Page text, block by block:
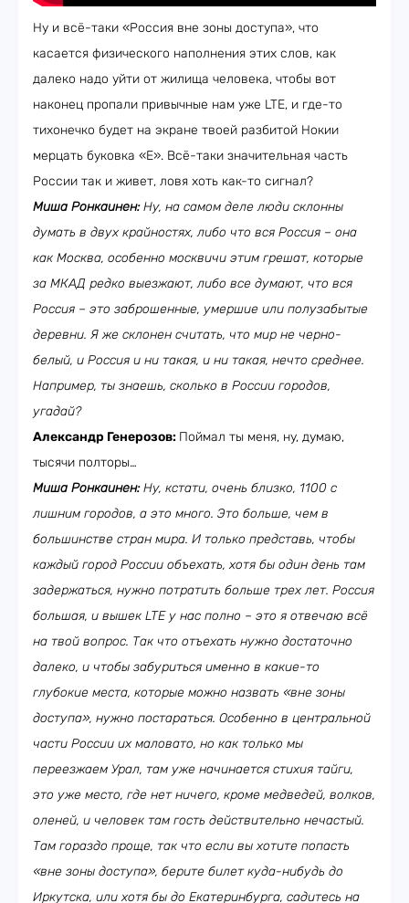
Ну и всё-таки «Россия вне зоны доступа», что
касается физического наполнения этих слов, как
далеко надо уйти от жилища человека, чтобы вот
наконец пропали привычные нам уже LTE, и где-то
тихонечко будет на экране твоей разбитой Нокии
мерцать буковка «Е». Всё-таки значительная часть
России так и живет, ловя хоть как-то сигнал?
Миша Ронкаинен:Ну, на самом деле люди склонны
думать в двух крайностях, либо что вся Россия – она
как Москва, особенно москвичи этим грешат, которые
за МКАД редко выезжают, либо все думают, что вся
Россия – это заброшенные, умершие или полузабытые
деревни. Я же склонен считать, что мир не черно-
белый, и Россия и ни такая, и ни такая, нечто среднее.
Например, ты знаешь, сколько в России городов,
угадай?
Александр Генерозов: Поймал ты меня, ну, думаю,
тысячи полторы…
Миша Ронкаинен:Ну, кстати, очень близко, 1100 с
лишним городов, а это много. Это больше, чем в
большинстве стран мира. И только представь, чтобы
каждый город России объехать, хотя бы один день там
задержаться, нужно потратить больше трех лет. Россия
большая, и вышек LTE у нас полно – это я отвечаю всё
на твой вопрос. Так что отъехать нужно достаточно
далеко, и чтобы забуриться именно в какие-то
глубокие места, которые можно назвать «вне зоны
доступа», нужно постараться. Особенно в центральной
части России их маловато, но как только мы
переезжаем Урал, там уже начинается стихия тайги,
это уже место, где нет ничего, кроме медведей, волков,
оленей, и человек там гость действительно нечастый.
Там гораздо проще, так что если вы хотите попасть
«вне зоны доступа», берите билет куда-нибудь до
Иркутска, или хотя бы до Екатеринбурга, садитесь на